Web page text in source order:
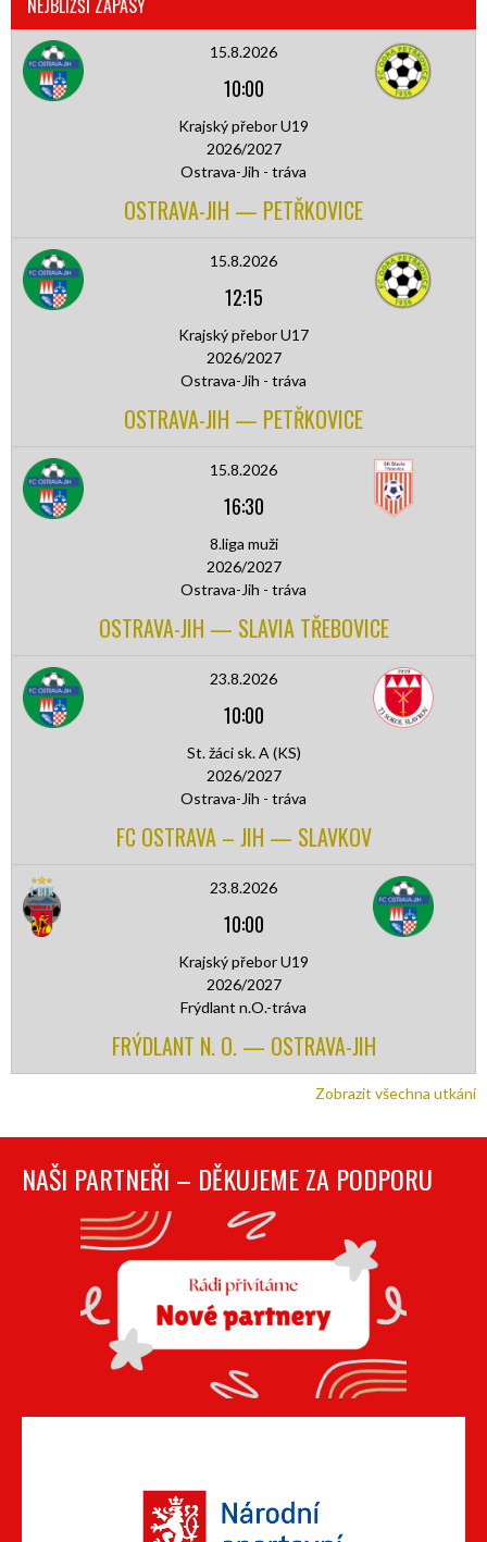
NEJBLIŽŠÍ ZÁPASY
15.8.2026
10:00
Krajský přebor U19
2026/2027
Ostrava-Jih - tráva
OSTRAVA-JIH — PETŘKOVICE
15.8.2026
12:15
Krajský přebor U17
2026/2027
Ostrava-Jih - tráva
OSTRAVA-JIH — PETŘKOVICE
15.8.2026
16:30
8.liga muži
2026/2027
Ostrava-Jih - tráva
OSTRAVA-JIH — SLAVIA TŘEBOVICE
23.8.2026
10:00
St. žáci sk. A (KS)
2026/2027
Ostrava-Jih - tráva
FC OSTRAVA – JIH — SLAVKOV
23.8.2026
10:00
Krajský přebor U19
2026/2027
Frýdlant n.O.-tráva
FRÝDLANT N. O. — OSTRAVA-JIH
Zobrazit všechna utkání
NAŠI PARTNEŘI – DĚKUJEME ZA PODPORU